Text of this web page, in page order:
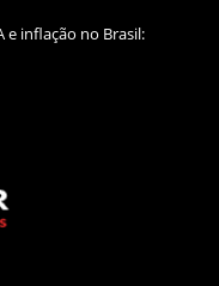
e inflação no Brasil: